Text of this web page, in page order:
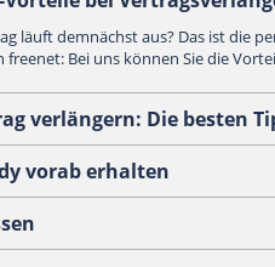
läuft demnächst aus? Das ist die
Bei uns können Sie die
verlängern: Die besten
vorab erhalten